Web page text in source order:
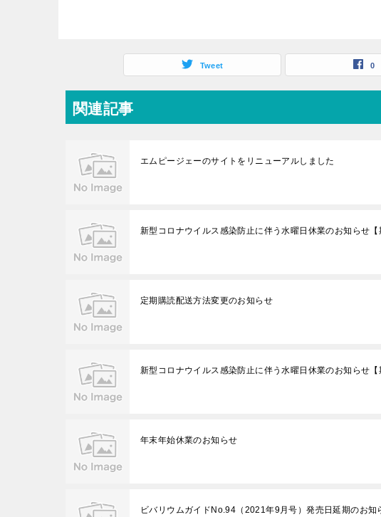
Tweet 0
関連記事
エムピージェーのサイトをリニューアルしました
新型コロナウイルス感染防止に伴う水曜日休業のお知らせ【
定期購読配送方法変更のお知らせ
新型コロナウイルス感染防止に伴う水曜日休業のお知らせ【
年末年始休業のお知らせ
ビバリウムガイドNo.94（2021年9月号）発売日延期のお知